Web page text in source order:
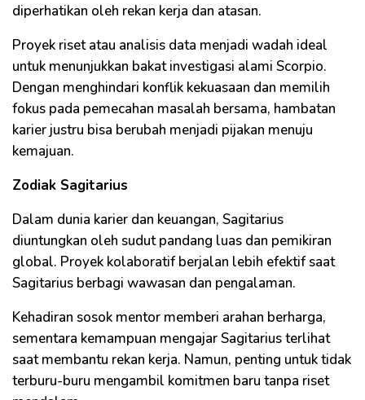
diperhatikan oleh rekan kerja dan atasan.
Proyek riset atau analisis data menjadi wadah ideal
untuk menunjukkan bakat investigasi alami Scorpio.
Dengan menghindari konflik kekuasaan dan memilih
fokus pada pemecahan masalah bersama, hambatan
karier justru bisa berubah menjadi pijakan menuju
kemajuan.
Zodiak Sagitarius
Dalam dunia karier dan keuangan, Sagitarius
diuntungkan oleh sudut pandang luas dan pemikiran
global. Proyek kolaboratif berjalan lebih efektif saat
Sagitarius berbagi wawasan dan pengalaman.
Kehadiran sosok mentor memberi arahan berharga,
sementara kemampuan mengajar Sagitarius terlihat
saat membantu rekan kerja. Namun, penting untuk tidak
terburu-buru mengambil komitmen baru tanpa riset